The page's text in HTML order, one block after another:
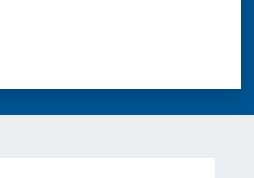
su 5
5